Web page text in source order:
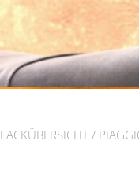
LACKÜBERSICHT /